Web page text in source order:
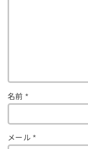
名前 *
メール*